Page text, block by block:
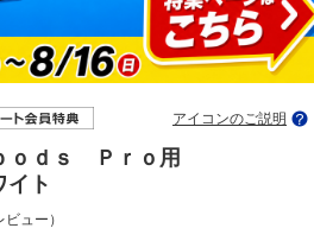
アイコンのご説明
ｏｄｓ Ｐｒｏ用
ト
ュー）